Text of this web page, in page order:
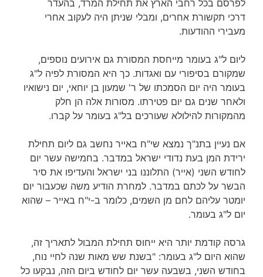
לפרסם בכל רחבי הארץ את תחילת המרד, בהעדר
דרכי תקשורת אחרים, ומבלי שניתן היה לעקוב אחרי
מעבירי ההודעות.
ליום ל"ג בעומר מייחסת המסורת גם אירועים נוספים,
שמקורם בסיפורי עם ואגדות. כך היא המסורת לפיה ל"ג
בעומר היה יום הסמכתו של ר' שמעון בן יוחאי, יום נישואיו
ולאחר שנים גם יום פטירתו. מסורות אלה הן חלק
מהמקורות להילולא שעורכים בל"ג בעומר על קברו.
אם נעיין בתנ"ך נמצא שי"ח באייר נחשב גם ליום תחילת
ירידת המן בעת נדודי ישראל במדבר. בחמישה עשר יום
לחודש השני (אייר) התלוננו בני ישראל והעדיפו את סיר
הבשר על לכתם במדבר. למחרת הודיע משה שכעבור יום
יומטר עליהם לחם מן השמים, כלומר ב-י"ח באייר – שהוא
יום ל"ג בעומר.
גרסה קודמת יותר היא ייחוס תחילת המבול לתאריך זה,
שהוא היום ל"ג בעומר: "בשנת שש מאות שנה לחיי נוח,
בחודש השני, בשבעה עשר יום לחודש ביום הזה, נבקעו כל